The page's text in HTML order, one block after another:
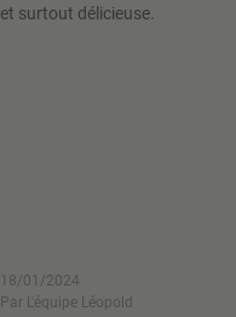
et surtout délicieuse.
18/01/2024
Par L'équipe Léopold